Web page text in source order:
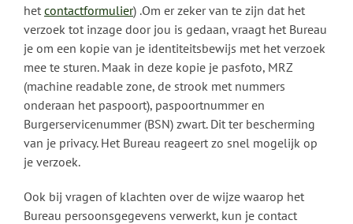
het contactformulier) .Om er zeker van te zijn dat het
verzoek tot inzage door jou is gedaan, vraagt het Bureau
je om een kopie van je identiteitsbewijs met het verzoek
mee te sturen. Maak in deze kopie je pasfoto, MRZ
(machine readable zone, de strook met nummers
onderaan het paspoort), paspoortnummer en
Burgerservicenummer (BSN) zwart. Dit ter bescherming
van je privacy. Het Bureau reageert zo snel mogelijk op
je verzoek.
Ook bij vragen of klachten over de wijze waarop het
Bureau persoonsgegevens verwerkt, kun je contact